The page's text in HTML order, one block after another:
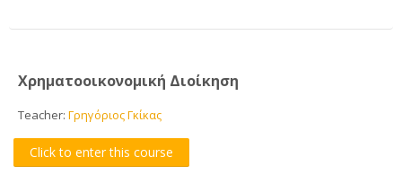
Χρηματοοικονομική Διοίκηση
Teacher: Γρηγόριος Γκίκας
Click to enter this course